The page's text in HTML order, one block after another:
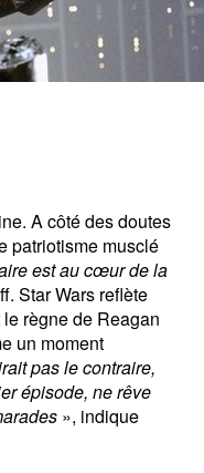
A côté des doutes
patriotisme musclé
est au cœur de la
Star Wars reflète
règne de Reagan
un moment
pas le contraire,
épisode, ne rêve
», indique